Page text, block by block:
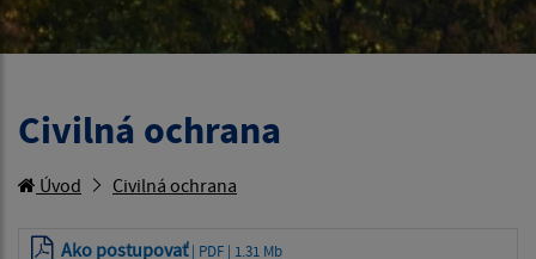
Civilná ochrana
Úvod Civilná ochrana
Ako postupovať| PDF | 1.31 Mb